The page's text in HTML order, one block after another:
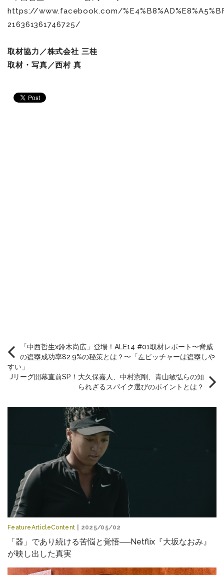
https://www.facebook.com/
216361361746725/
取材協力 ／株式会社 三桂
取材・写真／西村 真
「中西哲生x鈴木尚広」登場！ALE14 #01取材レポート〜脅威
の盗塁成功率82.9%の秘策とは？〜「左ピッチャーは盗塁しや
すい」
Jリーグ開幕直前SP！大久保嘉人、中村憲剛、青山敏弘らの知
られざるスパイク選びのポイントとは？
FeatureArticleContent | 2025/05/02
「器」であり続ける苦悩と覚悟──Netflix『大坂なおみ』
が映し出した真実